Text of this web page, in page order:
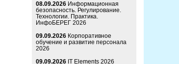
08.09.2026 Информационная
безопасность. Регулирование.
Технологии. Практика.
ИнфоБЕРЕГ 2026
09.09.2026 Корпоративное
обучение и развитие персонала
2026
09.09.2026 IT Elements 2026